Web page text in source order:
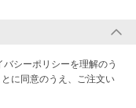
シーポリシーを理解のう
に同意のうえ、ご注文い